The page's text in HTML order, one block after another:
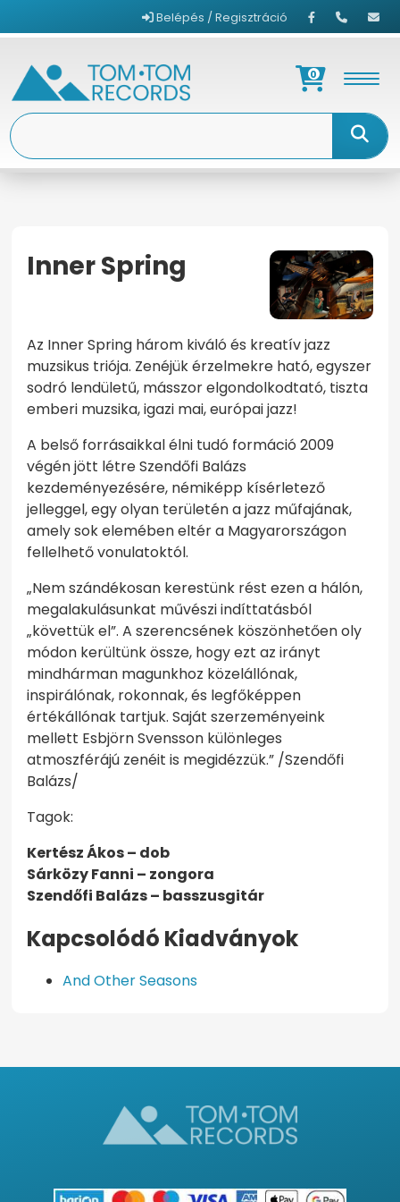
Belépés / Regisztráció
0
Inner Spring
Az Inner Spring három kiváló és kreatív jazz
muzsikus triója. Zenéjük érzelmekre ható, egyszer
sodró lendületű, másszor elgondolkodtató, tiszta
emberi muzsika, igazi mai, európai jazz!
A belső forrásaikkal élni tudó formáció 2009
végén jött létre Szendőfi Balázs
kezdeményezésére, némiképp kísérletező
jelleggel, egy olyan területén a jazz műfajának,
amely sok elemében eltér a Magyarországon
fellelhető vonulatoktól.
„Nem szándékosan kerestünk rést ezen a hálón,
megalakulásunkat művészi indíttatásból
„követtük el”. A szerencsének köszönhetően oly
módon kerültünk össze, hogy ezt az irányt
mindhárman magunkhoz közelállónak,
inspirálónak, rokonnak, és legfőképpen
értékállónak tartjuk. Saját szerzeményeink
mellett Esbjörn Svensson különleges
atmoszférájú zenéit is megidézzük.” /Szendőfi
Balázs/
Tagok:
Kertész Ákos – dob
Sárközy Fanni – zongora
Szendőfi Balázs – basszusgitár
Kapcsolódó Kiadványok
And Other Seasons